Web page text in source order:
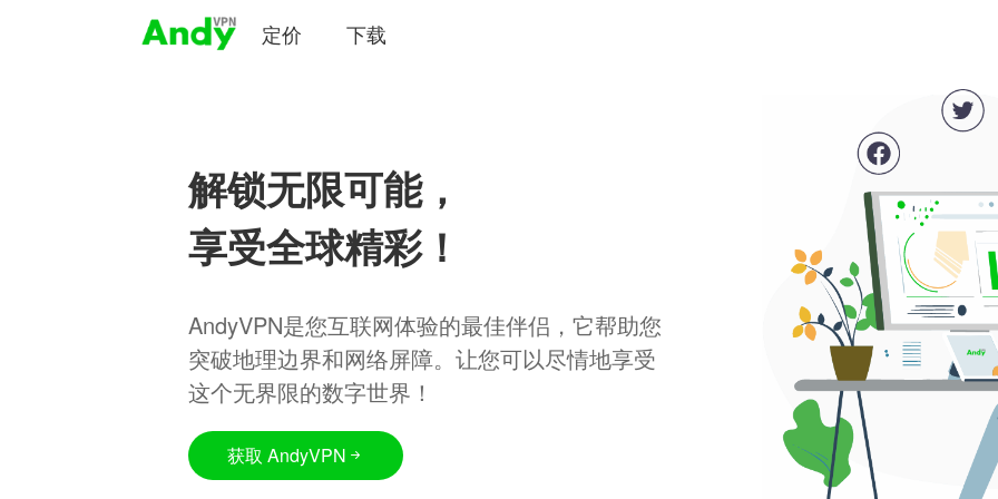
定价 下载
解锁无限可能，
享受全球精彩！
AndyVPN是您互联网体验的最佳伴侣，它帮助您
突破地理边界和网络屏障。让您可以尽情地享受
这个无界限的数字世界！
获取 AndyVPN